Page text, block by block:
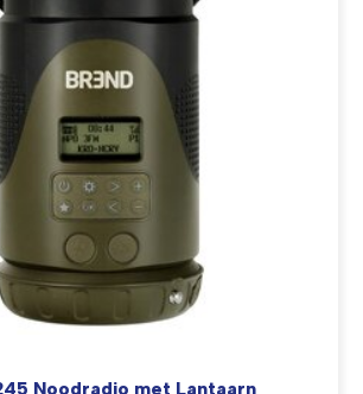
Noodradio met Lantaarn